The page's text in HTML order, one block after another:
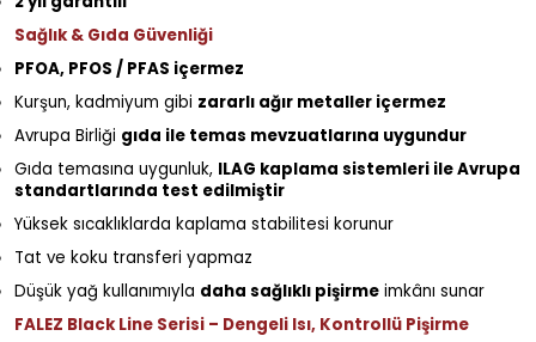
Sağlık & Gıda Güvenliği
PFOA, PFOS / PFAS içermez
Kurşun, kadmiyum gibi zararlı ağır metaller içermez
Avrupa Birliği gıda ile temas mevzuatlarına uygundur
Gıda temasına uygunluk, ILAG kaplama sistemleri ile Avrupa
standartlarında test edilmiştir
Yüksek sıcaklıklarda kaplama stabilitesi korunur
Tat ve koku transferi yapmaz
Düşük yağ kullanımıyla daha sağlıklı pişirme imkânı sunar
FALEZ Black Line Serisi – Dengeli Isı, Kontrollü Pişirme